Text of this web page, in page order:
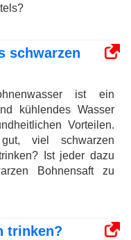
schwarzen
ist ein
kühlendes Wasser
Vorteilen.
viel schwarzen
Ist jeder dazu
Bohnensaft zu
trinken?